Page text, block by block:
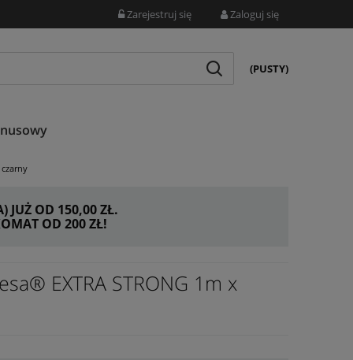
Zarejestruj się Zaloguj się
(PUSTY)
JUŻ OD 150,00 ZŁ.
OD 200 ZŁ!
EXTRA STRONG 1m x